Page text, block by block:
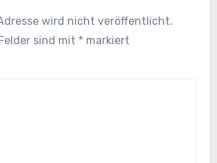
wird nicht veröffentlicht.
sind mit * markiert